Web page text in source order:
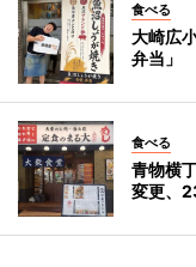
食べる
大崎広
弁当」
食べる
青物横
変更、